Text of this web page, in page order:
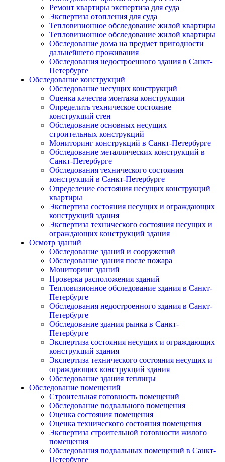
Ремонт квартиры экспертиза для суда
Экспертиза отопления для суда
Тепловизионное обследование жилой квартиры
Тепловизионное обследование жилой квартиры
Обследование дома на предмет пригодности
дальнейшего проживания
Обследования недостроенного здания в Санкт-
Петербурге
Обследование конструкций
Обследование несущих конструкций
Оценка качества монтажа конструкции
Определить техническое состояние
конструкций стен
Обследование основных несущих
строительных конструкций
Мониторинг конструкций в Санкт-Петербурге
Обследование металлических конструкций в
Санкт-Петербурге
Обследования технического состояния
конструкций в Санкт-Петербурге
Определение состояния несущих конструкций
квартиры
Экспертиза состояния несущих и ограждающих
конструкций здания
Экспертиза технического состояния несущих и
ограждающих конструкций здания
Осмотр зданий
Обследование зданий и сооружений
Обследование здания после пожара
Мониторинг зданий
Проверка расположения зданий
Тепловизионное обследование здания в Санкт-
Петербурге
Обследования недостроенного здания в Санкт-
Петербурге
Обследование здания рынка в Санкт-
Петербурге
Экспертиза состояния несущих и ограждающих
конструкций здания
Экспертиза технического состояния несущих и
ограждающих конструкций здания
Обследование здания теплицы
Обследование помещений
Строительная готовность помещений
Обследование подвального помещения
Оценка состояния помещения
Оценка технического состояния помещения
Экспертиза строительной готовности жилого
помещения
Обследования подвальных помещений в Санкт-
Петербурге